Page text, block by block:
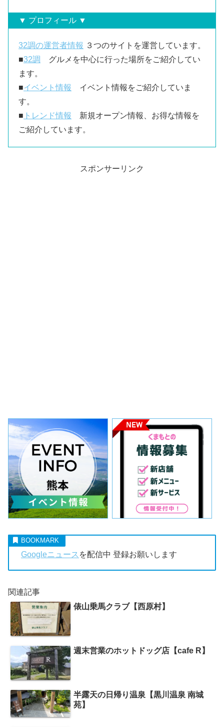
▼ プロフィール ▼
32調の運営者情報 ３つのサイトを運営しています。
■32調
グルメを中心に行った場所をご紹介してい
ます。
■イベント情報
イベント情報をご紹介していま
す。
■ トレンド情報
新規オープン情報、お得な情報を
ご紹介しています。
スポンサーリンク
Googleニュース を配信中 登録お願いします
関連記事
俵山乗馬クラブ【西原村】
週末営業のホットドッグ店【cafe R】
半露天の日帰り温泉【黒川温泉 南城
苑】